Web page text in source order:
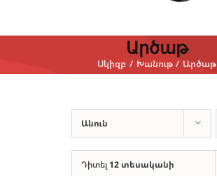
Արծաթ
Սկիզբ Խանութ Արծաթ
Անուն
Դիտել 12 տեսականի